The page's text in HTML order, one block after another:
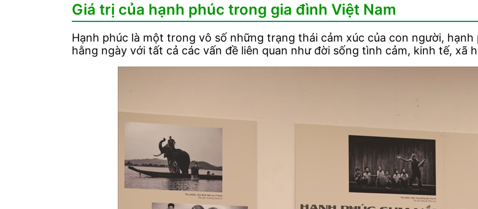
Giá trị của hạnh phúc trong gia đình Việt Nam
Hạnh phúc là một trong vô số những trạng thái cảm xúc của con người,
hằng ngày với tất cả các vấn đề liên quan như đời sống tình cảm, kinh tế, xã